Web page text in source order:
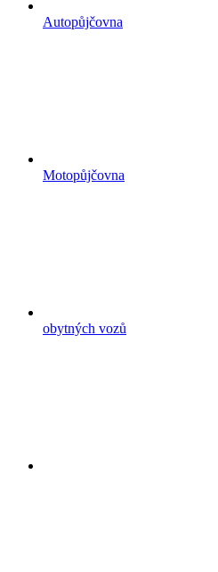
Autopůjčovna
Motopůjčovna
obytných vozů